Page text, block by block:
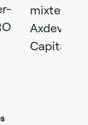
mixtes
Axdev
Capital